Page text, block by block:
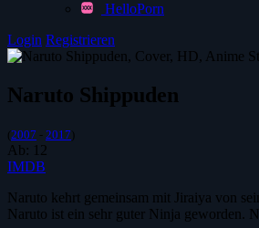
HelloPorn
Login Registrieren
Naruto Shippuden
(2007 - 2017 )
Ab: 12
IMDB
Naruto kehrt gemeinsam mit Jiraiya von
Naruto ist ein sehr guter Ninja geworden.